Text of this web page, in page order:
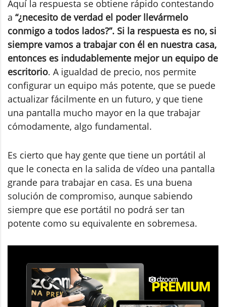
Aquí la respuesta se obtiene rápido contestando
a “¿necesito de verdad el poder llevármelo
conmigo a todos lados?”. Si la respuesta es no, si
siempre vamos a trabajar con él en nuestra casa,
entonces es indudablemente mejor un equipo de
escritorio. A igualdad de precio, nos permite
configurar un equipo más potente, que se puede
actualizar fácilmente en un futuro, y que tiene
una pantalla mucho mayor en la que trabajar
cómodamente, algo fundamental.
Es cierto que hay gente que tiene un portátil al
que le conecta en la salida de vídeo una pantalla
grande para trabajar en casa. Es una buena
solución de compromiso, aunque sabiendo
siempre que ese portátil no podrá ser tan
potente como su equivalente en sobremesa.